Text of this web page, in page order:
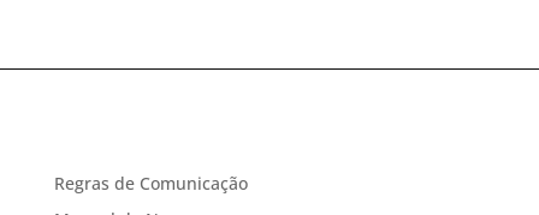
Regras de Comunicação